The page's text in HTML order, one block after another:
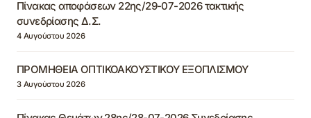
Πίνακας αποφάσεων 22ης/29-07-2026 τακτικής
συνεδρίασης Δ.Σ.
4 Αυγούστου 2026
ΠΡΟΜΗΘΕΙΑ ΟΠΤΙΚΟΑΚΟΥΣΤΙΚΟΥ ΕΞΟΠΛΙΣΜΟΥ
3 Αυγούστου 2026